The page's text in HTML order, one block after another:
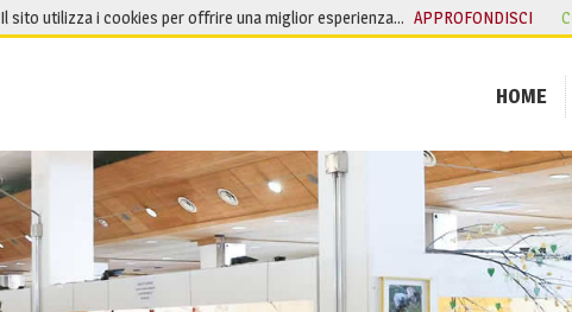
HOME
Il sito utilizza i cookies per offrire una miglior esperienza… APPROFONDISCI